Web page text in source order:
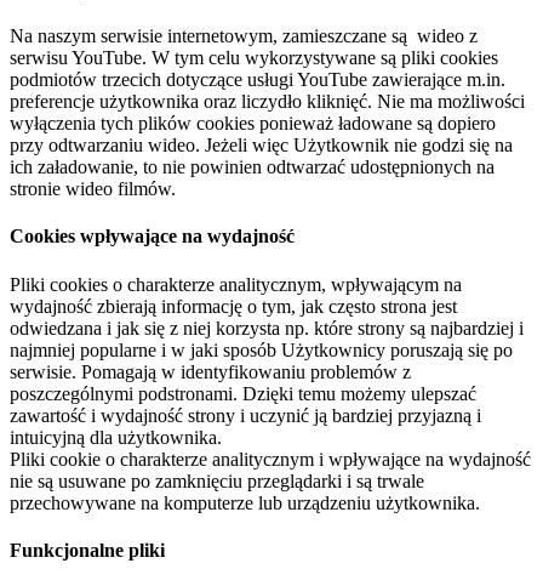
Na naszym serwisie internetowym, zamieszczane są wideo z
serwisu YouTube. W tym celu wykorzystywane są pliki cookies
podmiotów trzecich dotyczące usługi YouTube zawierające m.in.
preferencje użytkownika oraz liczydło kliknięć. Nie ma możliwości
wyłączenia tych plików cookies ponieważ ładowane są dopiero
przy odtwarzaniu wideo. Jeżeli więc Użytkownik nie godzi się na
ich załadowanie, to nie powinien odtwarzać udostępnionych na
stronie wideo filmów.
Cookies wpływające na wydajność
Pliki cookies o charakterze analitycznym, wpływającym na
wydajność zbierają informację o tym, jak często strona jest
odwiedzana i jak się z niej korzysta np. które strony są najbardziej i
najmniej popularne i w jaki sposób Użytkownicy poruszają się po
serwisie. Pomagają w identyfikowaniu problemów z
poszczególnymi podstronami. Dzięki temu możemy ulepszać
zawartość i wydajność strony i uczynić ją bardziej przyjazną i
intuicyjną dla użytkownika.
Pliki cookie o charakterze analitycznym i wpływające na wydajność
nie są usuwane po zamknięciu przeglądarki i są trwale
przechowywane na komputerze lub urządzeniu użytkownika.
Funkcjonalne pliki